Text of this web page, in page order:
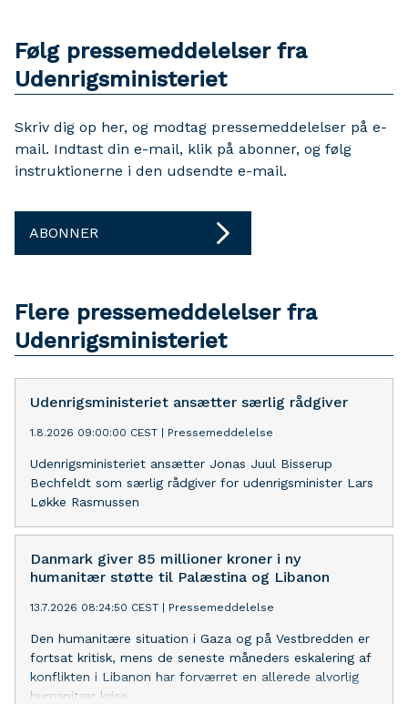
Følg pressemeddelelser fra
Udenrigsministeriet
Skriv dig op her, og modtag pressemeddelelser på e-
mail. Indtast din e-mail, klik på abonner, og følg
instruktionerne i den udsendte e-mail.
ABONNER
Flere pressemeddelelser fra
Udenrigsministeriet
Udenrigsministeriet ansætter særlig rådgiver
1.8.2026 09:00:00 CEST Pressemeddelelse
Udenrigsministeriet ansætter Jonas Juul Bisserup
Bechfeldt som særlig rådgiver for udenrigsminister Lars
Løkke Rasmussen
Danmark giver 85 millioner kroner i ny
humanitær støtte til Palæstina og Libanon
13.7.2026 08:24:50 CEST Pressemeddelelse
Den humanitære situation i Gaza og på Vestbredden er
fortsat kritisk, mens de seneste måneders eskalering af
konflikten i Libanon har forværret en allerede alvorlig
humanitær krise.